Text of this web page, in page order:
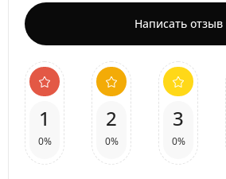
Написать отзыв
1
0%
2
0%
3
0%